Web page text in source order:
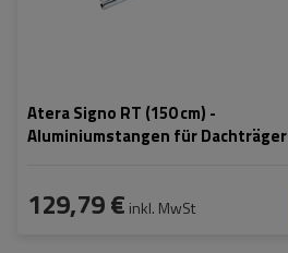
Atera Signo RT (150 cm) -
Aluminiumstangen für Dachträger
129,79 € inkl. MwSt